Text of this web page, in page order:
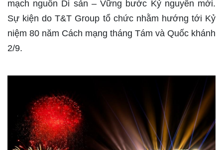
mạch nguồn Di sản – Vững bước Kỷ nguyên mới.
Sự kiện do T&T Group tổ chức nhằm hướng tới Kỷ
niệm 80 năm Cách mạng tháng Tám và Quốc khánh
2/9.